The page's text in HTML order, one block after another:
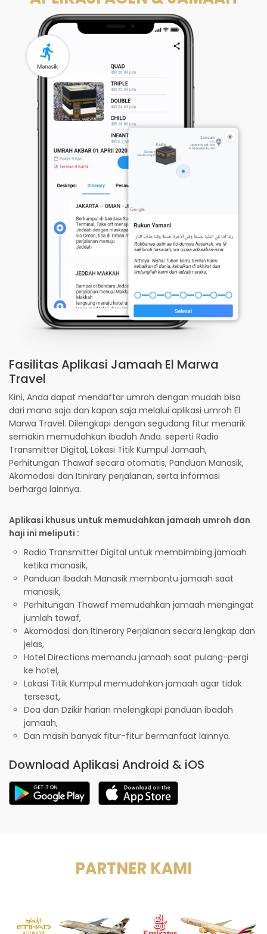
Fasilitas Aplikasi Jamaah El Marwa
Travel
Kini, Anda dapat mendaftar umroh dengan mudah bisa
dari mana saja dan kapan saja melalui aplikasi umroh El
Marwa Travel. Dilengkapi dengan segudang fitur menarik
semakin memudahkan ibadah Anda. seperti Radio
Transmitter Digital, Lokasi Titik Kumpul Jamaah,
Perhitungan Thawaf secara otomatis, Panduan Manasik,
Akomodasi dan Itinirary perjalanan, serta informasi
berharga lainnya.
Aplikasi khusus untuk memudahkan jamaah umroh dan
haji ini meliputi :
Radio Transmitter Digital untuk membimbing jamaah
ketika manasik,
Panduan Ibadah Manasik membantu jamaah saat
manasik,
Perhitungan Thawaf memudahkan jamaah mengingat
jumlah tawaf,
Akomodasi dan Itinerary Perjalanan secara lengkap dan
jelas,
Hotel Directions memandu jamaah saat pulang-pergi
ke hotel,
Lokasi Titik Kumpul memudahkan jamaah agar tidak
tersesat,
Doa dan Dzikir harian melengkapi panduan ibadah
jamaah,
Dan masih banyak fitur-fitur bermanfaat lainnya.
Download Aplikasi Android & iOS
PARTNER KAMI